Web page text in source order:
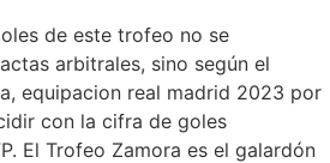
de este trofeo no se
arbitrales, sino según el
equipacion real madrid 2023 por
con la cifra de goles
El Trofeo Zamora es el galardón